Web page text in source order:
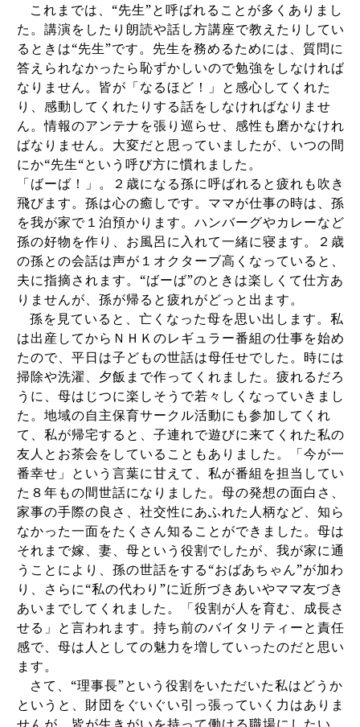
これまでは、“先生”と呼ばれることが多くありまし
た。講演をしたり朗読や話し方講座で教えたりしてい
るときは“先生”です。先生を務めるためには、質問に
答えられなかったら恥ずかしいので勉強をしなければ
なりません。皆が「なるほど！」と感心してくれた
り、感動してくれたりする話をしなければなりませ
ん。情報のアンテナを張り巡らせ、感性も磨かなけれ
ばなりません。大変だと思っていましたが、いつの間
にか“先生“という呼び方に慣れました。
「ばーば！」。２歳になる孫に呼ばれると疲れも吹き
飛びます。孫は心の癒しです。ママが仕事の時は、孫
を我が家で１泊預かります。ハンバーグやカレーなど
孫の好物を作り、お風呂に入れて一緒に寝ます。２歳
の孫との会話は声が１オクターブ高くなっていると、
夫に指摘されます。“ばーば”のときは楽しくて仕方あ
りませんが、孫が帰ると疲れがどっと出ます。
孫を見ていると、亡くなった母を思い出します。私
は出産してからＮＨＫのレギュラー番組の仕事を始め
たので、平日は子どもの世話は母任せでした。時には
掃除や洗濯、夕飯まで作ってくれました。疲れるだろ
うに、母はじつに楽しそうで若々しくなっていきまし
た。地域の自主保育サークル活動にも参加してくれ
て、私が帰宅すると、子連れで遊びに来てくれた私の
友人とお茶会をしていることもありました。「今が一
番幸せ」という言葉に甘えて、私が番組を担当してい
た８年もの間世話になりました。母の発想の面白さ、
家事の手際の良さ、社交性にあふれた人柄など、知ら
なかった一面をたくさん知ることができました。母は
それまで嫁、妻、母という役割でしたが、我が家に通
うことにより、孫の世話をする“おばあちゃん”が加わ
り、さらに“私の代わり”に近所づきあいやママ友づき
あいまでしてくれました。「役割が人を育む、成長さ
せる」と言われます。持ち前のバイタリティーと責任
感で、母は人としての魅力を増していったのだと思い
ます。
さて、 “理事長”という役割をいただいた私はどうか
というと、財団をぐいぐい引っ張っていく力はありま